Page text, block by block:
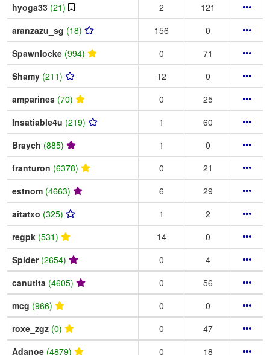
hyoga33 (21) 2
121
aranzazu_sg (18) 156
0
Spawnlocke (994) 0
71
Shamy (211) 12
0
amparines (70) 0
25
Insatiable4u (219) 1
60
Braych (885) 1
0
franturon (6378) 0
21
estnom (4663) 6
29
aitatxo (325) 1
2
regpk (531) 14
0
Spider (2654) 0
4
canutita (4605) 0
56
mcg (966) 0
0
roxe_zgz (0) 0
47
Adanoe (4879) 0
18